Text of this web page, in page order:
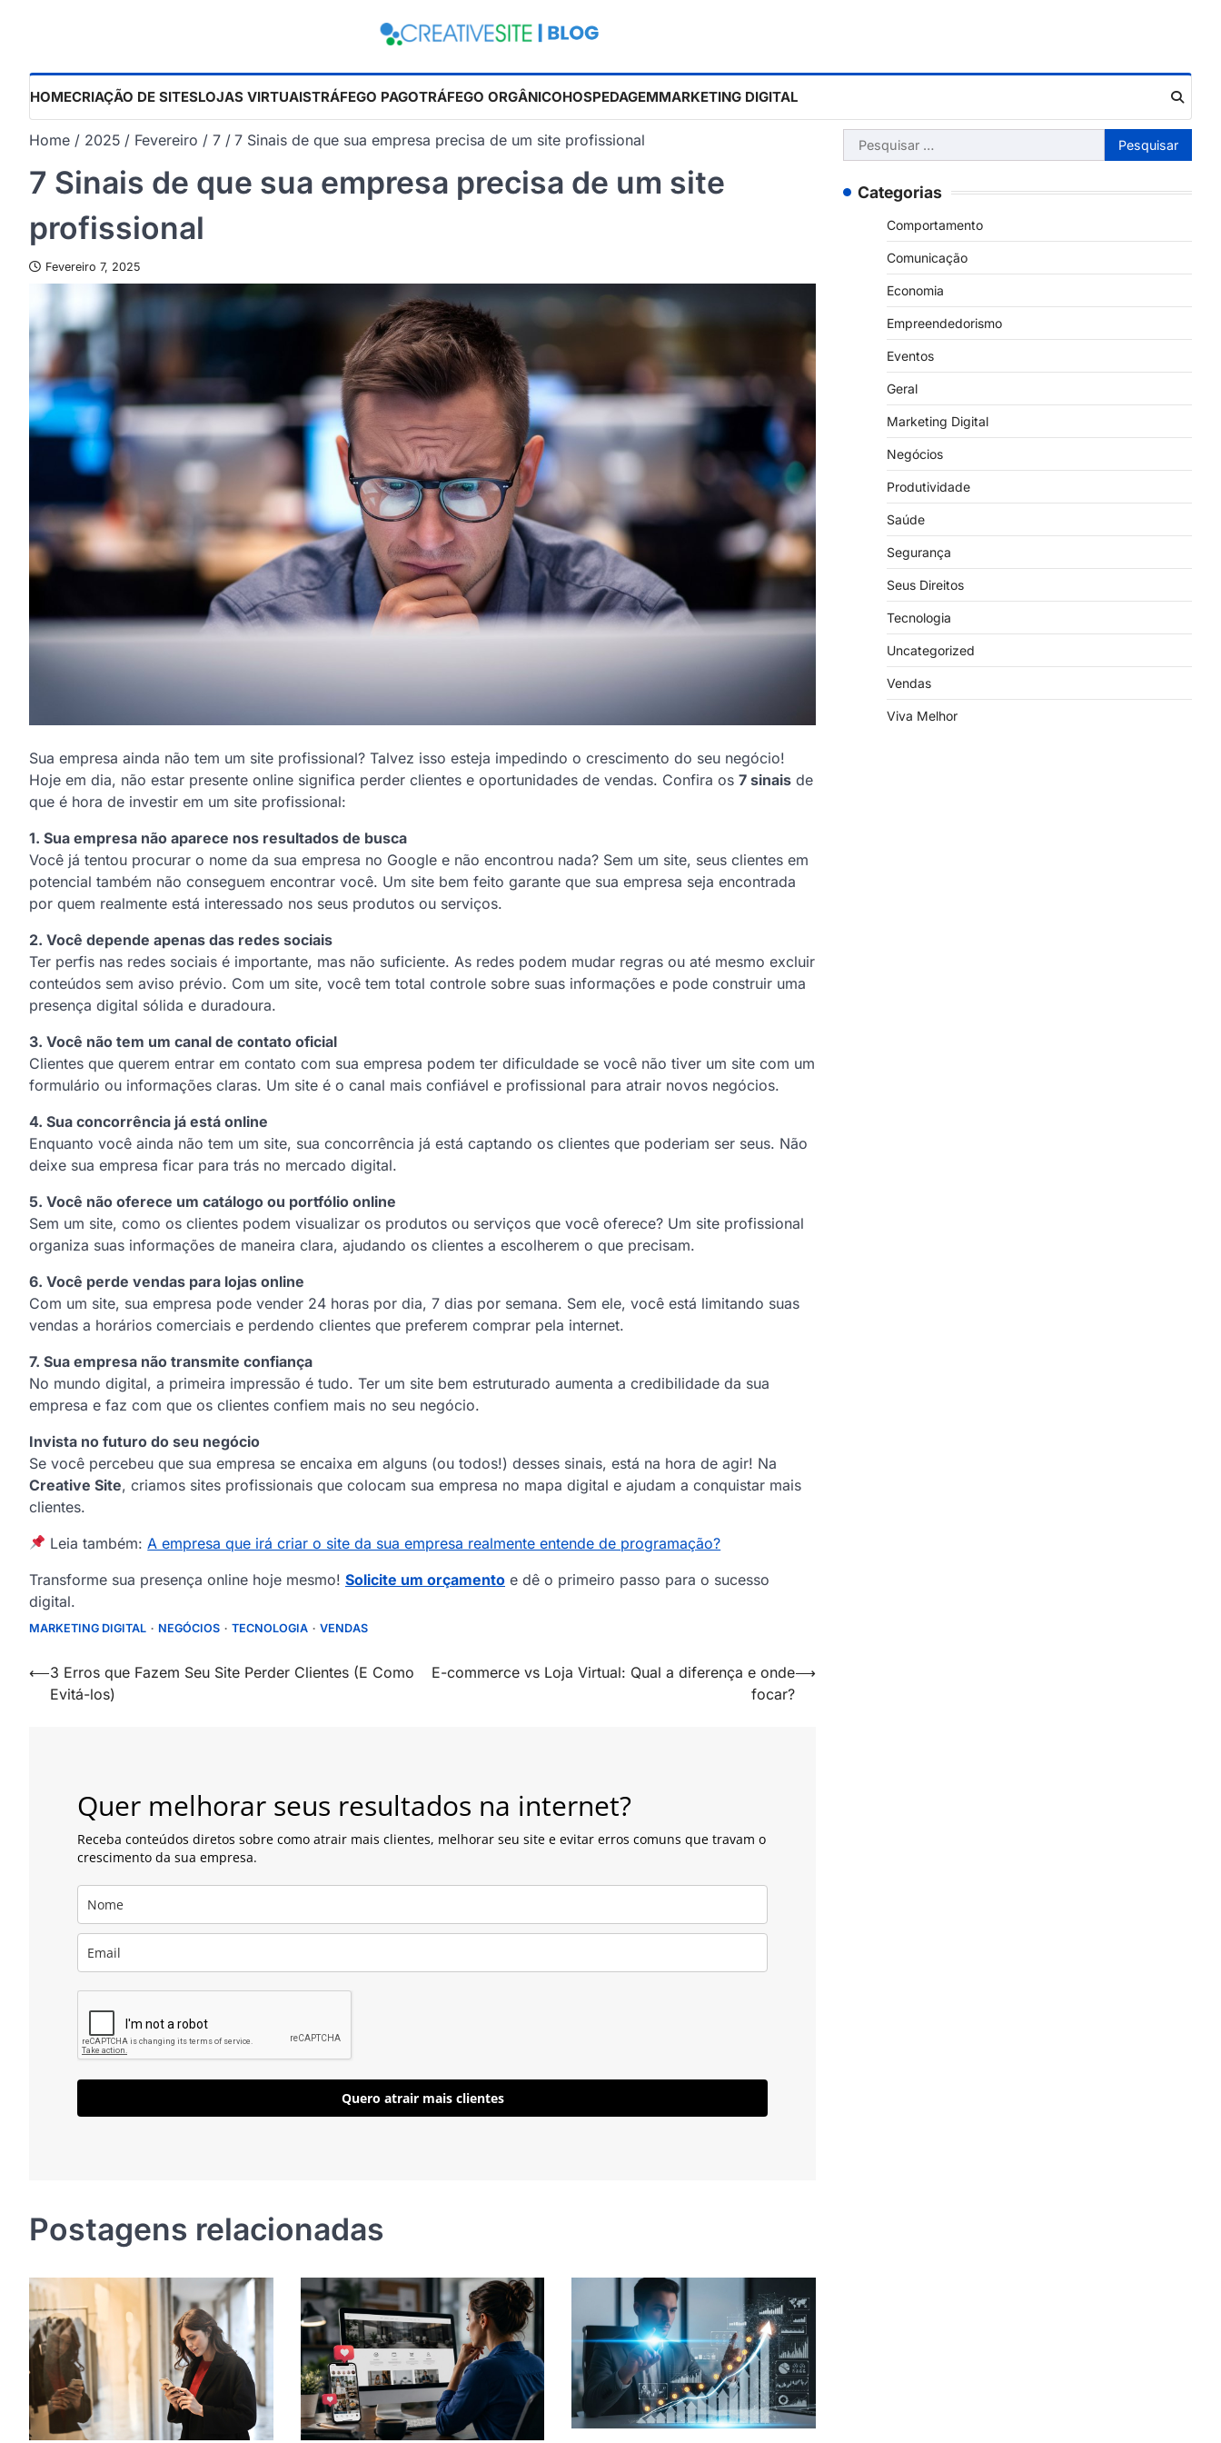
HOMECRIAÇÃO DE SITESLOJAS VIRTUAISTRÁFEGO PAGOTRÁFEGO ORGÂNICOHOSPEDAGEMMARKETING DIGITAL
Home 2025 Fevereiro 7 7 Sinais de que sua empresa precisa de um site profissional
7 Sinais de que sua empresa precisa de um site
profissional
Fevereiro 7, 2025
Sua empresa ainda não tem um site profissional? Talvez isso esteja impedindo o crescimento do seu negócio!
Hoje em dia, não estar presente online significa perder clientes e oportunidades de vendas. Confira os 7 sinais de
que é hora de investir em um site profissional:
1. Sua empresa não aparece nos resultados de busca
Você já tentou procurar o nome da sua empresa no Google e não encontrou nada? Sem um site, seus clientes em
potencial também não conseguem encontrar você. Um site bem feito garante que sua empresa seja encontrada
por quem realmente está interessado nos seus produtos ou serviços.
2. Você depende apenas das redes sociais
Ter perfis nas redes sociais é importante, mas não suficiente. As redes podem mudar regras ou até mesmo excluir
conteúdos sem aviso prévio. Com um site, você tem total controle sobre suas informações e pode construir uma
presença digital sólida e duradoura.
3. Você não tem um canal de contato oficial
Clientes que querem entrar em contato com sua empresa podem ter dificuldade se você não tiver um site com um
formulário ou informações claras. Um site é o canal mais confiável e profissional para atrair novos negócios.
4. Sua concorrência já está online
Enquanto você ainda não tem um site, sua concorrência já está captando os clientes que poderiam ser seus. Não
deixe sua empresa ficar para trás no mercado digital.
5. Você não oferece um catálogo ou portfólio online
Sem um site, como os clientes podem visualizar os produtos ou serviços que você oferece? Um site profissional
organiza suas informações de maneira clara, ajudando os clientes a escolherem o que precisam.
6. Você perde vendas para lojas online
Com um site, sua empresa pode vender 24 horas por dia, 7 dias por semana. Sem ele, você está limitando suas
vendas a horários comerciais e perdendo clientes que preferem comprar pela internet.
7. Sua empresa não transmite confiança
No mundo digital, a primeira impressão é tudo. Ter um site bem estruturado aumenta a credibilidade da sua
empresa e faz com que os clientes confiem mais no seu negócio.
Invista no futuro do seu negócio
Se você percebeu que sua empresa se encaixa em alguns (ou todos!) desses sinais, está na hora de agir! Na
Creative Site, criamos sites profissionais que colocam sua empresa no mapa digital e ajudam a conquistar mais
clientes.
Leia também: A empresa que irá criar o site da sua empresa realmente entende de programação?
Transforme sua presença online hoje mesmo! Solicite um orçamento e dê o primeiro passo para o sucesso
digital.
MARKETING DIGITAL NEGÓCIOS TECNOLOGIA VENDAS
Navegação
⟵3 Erros que Fazem Seu Site Perder Clientes (E Como
Evitá-los)
E-commerce vs Loja Virtual: Qual a diferença e onde
focar?
⟶
Quer melhorar seus resultados na internet?
Receba conteúdos diretos sobre como atrair mais clientes, melhorar seu site e evitar erros comuns que travam o
crescimento da sua empresa.
Quero atrair mais clientes
Postagens relacionadas
Pesquisar
por:
Categorias
Comportamento
Comunicação
Economia
Empreendedorismo
Eventos
Geral
Marketing Digital
Negócios
Produtividade
Saúde
Segurança
Seus Direitos
Tecnologia
Uncategorized
Vendas
Viva Melhor